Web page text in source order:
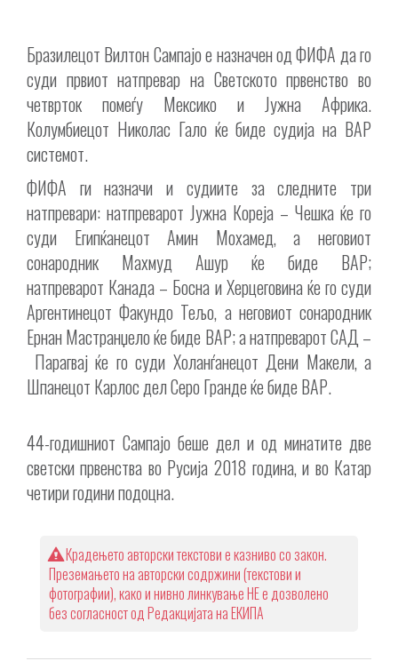
Бразилецот Вилтон Сампајо е назначен од ФИФА да го
суди првиот натпревар на Светското првенство во
четврток помеѓу Мексико и Јужна Африка.
Колумбиецот Николас Гало ќе биде судија на ВАР
системот.
ФИФА ги назначи и судиите за следните три
натпревари: натпреварот Јужна Кореја – Чешка ќе го
суди Египќанецот Амин Мохамед, а неговиот
сонародник Махмуд Ашур ќе биде ВАР;
натпреварот Канада – Босна и Херцеговина ќе го суди
Аргентинецот Факундо Тељо, а неговиот сонародник
Ернан Мастранџело ќе биде ВАР; а натпреварот САД –
Парагвај ќе го суди Холанѓанецот Дени Макели, а
Шпанецот Карлос дел Серо Гранде ќе биде ВАР.
44-годишниот Сампајо беше дел и од минатите две
светски првенства во Русија 2018 година, и во Катар
четири години подоцна.
Крадењето авторски текстови е казниво со закон.
Преземањето на авторски содржини (текстови и
фотографии), како и нивно линкување НЕ е дозволено
без согласност од Редакцијата на ЕКИПА